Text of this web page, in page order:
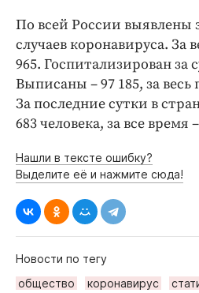
По всей России выявлены
случаев коронавируса. За
965. Госпитализирован за
Выписаны – 97 185, за весь
За последние сутки в
683 человека, за все время
Нашли в тексте ошибку?
Выделите её и нажмите сюда!
Новости по тегу
общество
коронавирус